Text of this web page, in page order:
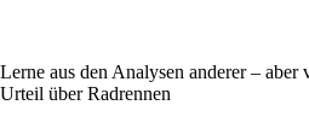
Lerne aus den Analysen anderer – aber
Urteil über Radrennen